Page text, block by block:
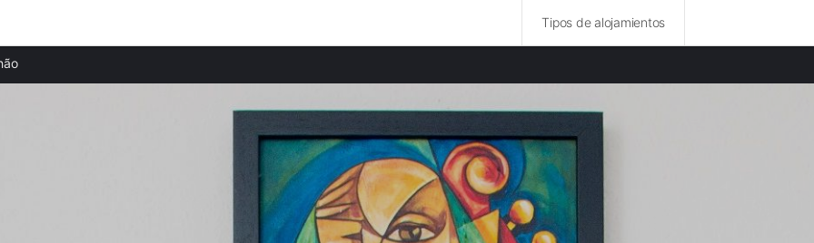
Tipos de alojamientos
Apartamentos en Tavira provincia
Apartamentos en Quarteira provincia
Apartamentos en Armação de Pêra provincia